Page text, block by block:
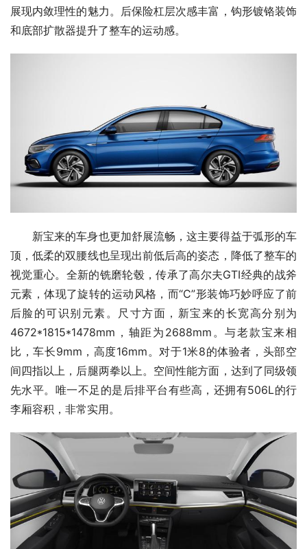
展现内敛理性的魅力。后保险杠层次感丰富，钩形镀铬装饰
和底部扩散器提升了整车的运动感。
新宝来的车身也更加舒展流畅，这主要得益于弧形的车
顶，低柔的双腰线也呈现出前低后高的姿态，降低了整车的
视觉重心。全新的铣磨轮毂，传承了高尔夫GTI经典的战斧
元素，体现了旋转的运动风格，而“C”形装饰巧妙呼应了前
后脸的可识别元素。尺寸方面，新宝来的长宽高分别为
4672*1815*1478mm，轴距为2688mm。与老款宝来相
比，车长9mm，高度16mm。对于1米8的体验者，头部空
间四指以上，后腿两拳以上。空间性能方面，达到了同级领
先水平。唯一不足的是后排平台有些高，还拥有506L的行
李厢容积，非常实用。